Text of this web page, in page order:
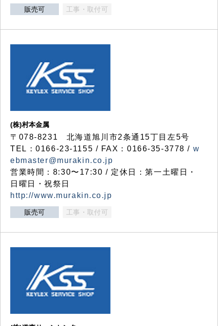
販売可 工事・取付可
(株)村本金属
〒078-8231 北海道旭川市2条通15丁目左5号
TEL：0166-23-1155 / FAX：0166-35-3778 / w
ebmaster@murakin.co.jp
営業時間：8:30〜17:30 / 定休日：第一土曜日・
日曜日・祝祭日
http://www.murakin.co.jp
販売可 工事・取付可